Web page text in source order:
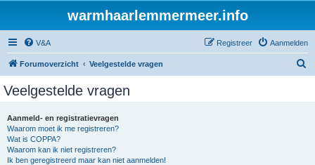
warmhaarlemmermeer.info
V&A Aanmelden
Registreer
Forumoverzicht Veelgestelde vragen
Veelgestelde vragen
Aanmeld- en registratievragen
Waarom moet ik me registreren?
Wat is COPPA?
Waarom kan ik niet registreren?
Ik ben geregistreerd maar kan niet aanmelden!